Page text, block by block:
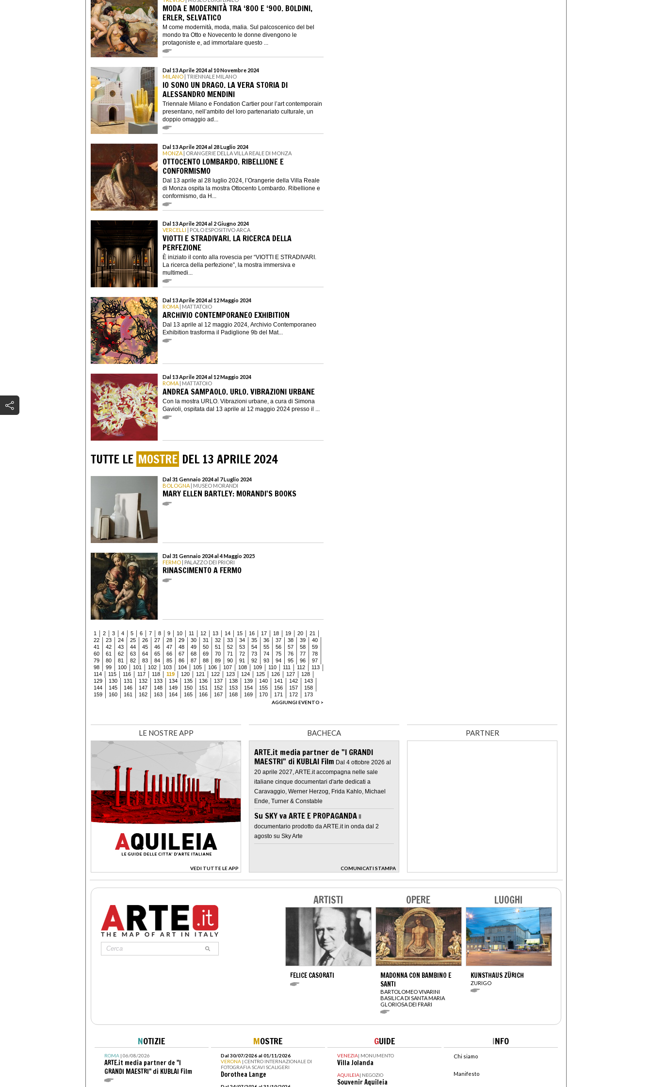
MODA E MODERNITÀ TRA ‘800 E ‘900. BOLDINI,
ERLER, SELVATICO
M come modernità, moda, malia. Sul palcoscenico del bel
mondo tra Otto e Novecento le donne divengono le
protagoniste e, ad immortalare questo ...
Dal 13 Aprile 2024 al 10 Novembre 2024
MILANO | TRIENNALE MILANO
IO SONO UN DRAGO. LA VERA STORIA DI
ALESSANDRO MENDINI
Triennale Milano e Fondation Cartier pour l’art contemporain
presentano, nell’ambito del loro partenariato culturale, un
doppio omaggio ad...
Dal 13 Aprile 2024 al 28 Luglio 2024
MONZA | ORANGERIE DELLA VILLA REALE DI MONZA
OTTOCENTO LOMBARDO. RIBELLIONE E
CONFORMISMO
Dal 13 aprile al 28 luglio 2024, l’Orangerie della Villa Reale
di Monza ospita la mostra Ottocento Lombardo. Ribellione e
conformismo, da H...
Dal 13 Aprile 2024 al 2 Giugno 2024
VERCELLI | POLO ESPOSITIVO ARCA
VIOTTI E STRADIVARI. LA RICERCA DELLA
PERFEZIONE
È iniziato il conto alla rovescia per “VIOTTI E STRADIVARI.
La ricerca della perfezione”, la mostra immersiva e
multimedi...
Dal 13 Aprile 2024 al 12 Maggio 2024
ROMA | MATTATOIO
ARCHIVIO CONTEMPORANEO EXHIBITION
Dal 13 aprile al 12 maggio 2024, Archivio Contemporaneo
Exhibition trasforma il Padiglione 9b del Mat...
Dal 13 Aprile 2024 al 12 Maggio 2024
ROMA | MATTATOIO
ANDREA SAMPAOLO. URLO. VIBRAZIONI URBANE
Con la mostra URLO. Vibrazioni urbane, a cura di Simona
Gavioli, ospitata dal 13 aprile al 12 maggio 2024 presso il ...
TUTTE LE MOSTRE DEL 13 APRILE 2024
Dal 31 Gennaio 2024 al 7 Luglio 2024
BOLOGNA | MUSEO MORANDI
MARY ELLEN BARTLEY: MORANDI'S BOOKS
Dal 31 Gennaio 2024 al 4 Maggio 2025
FERMO | PALAZZO DEI PRIORI
RINASCIMENTO A FERMO
1 2 3 4 5 6 7 8 9 10 11 12 13 14 15 16 17 18 19 20
21
22
23 24 25 26 27 28 29 30 31 32 33 34 35 36 37 38 39
40
41
42 43 44 45 46 47 48 49 50 51 52 53 54 55 56 57 58
59
60
61 62 63 64 65 66 67 68 69 70 71 72 73 74 75 76 77
78
79
80 81 82 83 84 85 86 87 88 89 90 91 92 93 94 95 96
97
98
99 100 101 102 103 104 105 106 107 108 109 110 111 112
113
114
115 116 117 118 119 120 121 122 123 124 125 126 127
128
129
130 131 132 133 134 135 136 137 138 139 140 141 142
143
144
145 146 147 148 149 150 151 152 153 154 155 156 157
158
159
160 161 162 163 164 165 166 167 168 169 170 171 172
173
AGGIUNGI EVENTO >
LE NOSTRE APP
VEDI TUTTE LE APP
>
BACHECA
ARTE.it media partner de "I GRANDI
MAESTRI" di KUBLAI Film Dal 4 ottobre 2026 al
20 aprile 2027, ARTE.it accompagna nelle sale
italiane cinque documentari d'arte dedicati a
Caravaggio, Werner Herzog, Frida Kahlo, Michael
Ende, Turner & Constable
Su SKY va ARTE E PROPAGANDA Il
documentario prodotto da ARTE.it in onda dal 2
agosto su Sky Arte
COMUNICATI STAMPA
>
PARTNER
ARTISTI
FELICE CASORATI
OPERE
MADONNA CON BAMBINO E
SANTI
BARTOLOMEO VIVARINI
BASILICA DI SANTA MARIA
GLORIOSA DEI FRARI
LUOGHI
KUNSTHAUS ZÜRICH
ZURIGO
NOTIZIE
ROMA| 06/08/2026
ARTE.it media partner de "I
GRANDI MAESTRI" di KUBLAI Film
MOSTRE
Dal 30/07/2026 al 01/11/2026
VERONA | CENTRO INTERNAZIONALE DI
FOTOGRAFIA SCAVI SCALIGERI
Dorothea Lange
GUIDE
VENEZIA| MONUMENTO
Villa Jolanda
AQUILEIA| NEGOZIO
Souvenir Aquileia
INFO
Chi siamo
Manifesto